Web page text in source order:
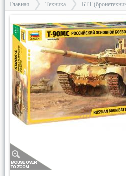
Главная Техника
>
БТТ